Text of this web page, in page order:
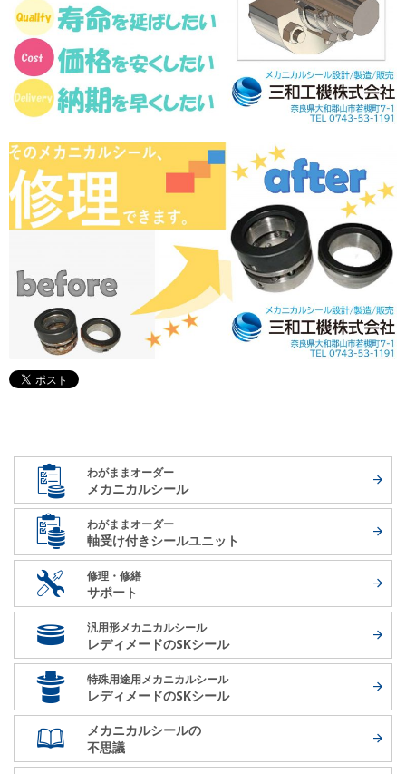
わがままオーダー
メカニカルシール
わがままオーダー
軸受け付きシールユニット
修理・修繕
サポート
汎用形メカニカルシール
レディメードのSKシール
特殊用途用メカニカルシール
レディメードのSKシール
メカニカルシールの
不思議